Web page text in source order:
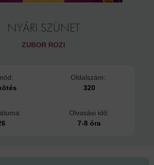
NYÁRI SZÜNET
ZUBOR ROZI
Oldalszám:
320
Olvasási idő:
7-8 óra